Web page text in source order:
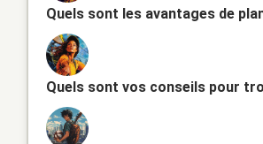
Quels sont les avantages de
Quels sont vos conseils pour